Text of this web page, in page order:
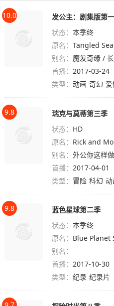
10.0
发公主：剧集版第
状态：本季终
原名：Tangled
别名： 魔发奇缘 /
首播： 2017-03-24
类型：动画 奇幻
9.8
瑞克与莫蒂第三季
状态： HD
原名： Rick and
别名：外公你这样
首播： 2017-04-01
类型： 冒险 科幻 动
9.8
蓝色星球第二季
状态：本季终
原名： Blue Planet
别名：
首播：2017-10-30
类型：纪录 纪录片